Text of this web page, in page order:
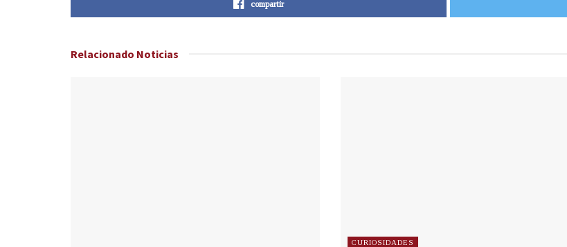
compartir
Relacionado Noticias
CURIOSIDADES